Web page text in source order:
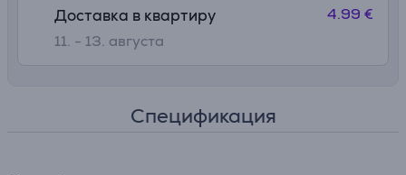
Доставка в квартиру
11. - 13. августа
4.99 €
Спецификация